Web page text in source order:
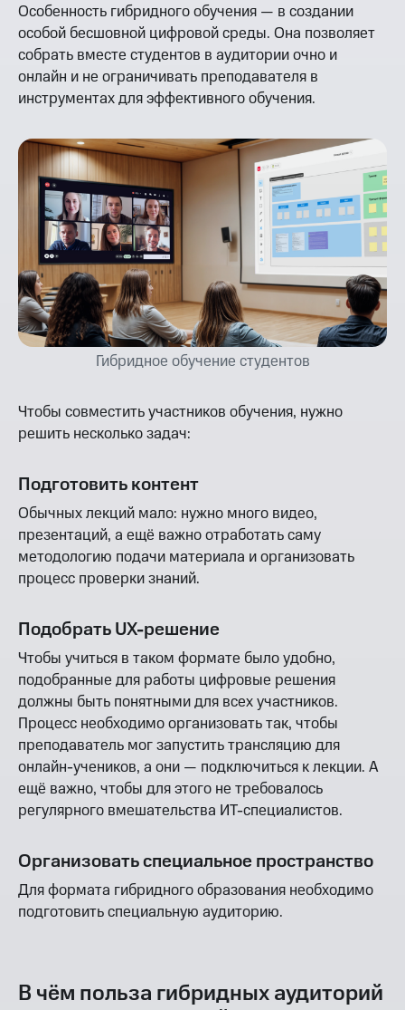
Особенность гибридного обучения — в создании
особой бесшовной цифровой среды. Она позволяет
собрать вместе студентов в аудитории очно и
онлайн и не ограничивать преподавателя в
инструментах для эффективного обучения.
Гибридное обучение студентов
Чтобы совместить участников обучения, нужно
решить несколько задач:
Подготовить контент
Обычных лекций мало: нужно много видео,
презентаций, а ещё важно отработать саму
методологию подачи материала и организовать
процесс проверки знаний.
Подобрать UX-решение
Чтобы учиться в таком формате было удобно,
подобранные для работы цифровые решения
должны быть понятными для всех участников.
Процесс необходимо организовать так, чтобы
преподаватель мог запустить трансляцию для
онлайн-учеников, а они — подключиться к лекции. А
ещё важно, чтобы для этого не требовалось
регулярного вмешательства ИТ-специалистов.
Организовать специальное пространство
Для формата гибридного образования необходимо
подготовить специальную аудиторию.
В чём польза гибридных аудиторий